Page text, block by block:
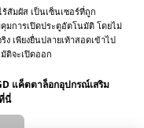
สัมผัส เป็นเซ็นเซอร์ที่ถูก
มการเปิดประตูอัตโนมัติ โดยไม่
เพียงยื่นปลายเท้าสอดเข้าไป
ติจะเปิดออก
แค็ตตาล็อกอุปกรณ์เสริม
นี่